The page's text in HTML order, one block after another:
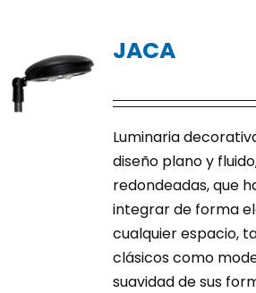
se
en
la
de
JACA
Luminaria
diseño plano y
redondeadas, que
integrar de forma
cualquier espacio,
clásicos como
suavidad de sus